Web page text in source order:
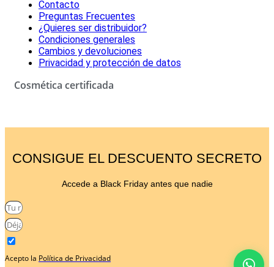
Contacto
Preguntas Frecuentes
¿Quieres ser distribuidor?
Condiciones generales
Cambios y devoluciones
Privacidad y protección de datos
Cosmética certificada
CONSIGUE EL DESCUENTO SECRETO
Accede a Black Friday antes que nadie
Acepto la Política de Privacidad